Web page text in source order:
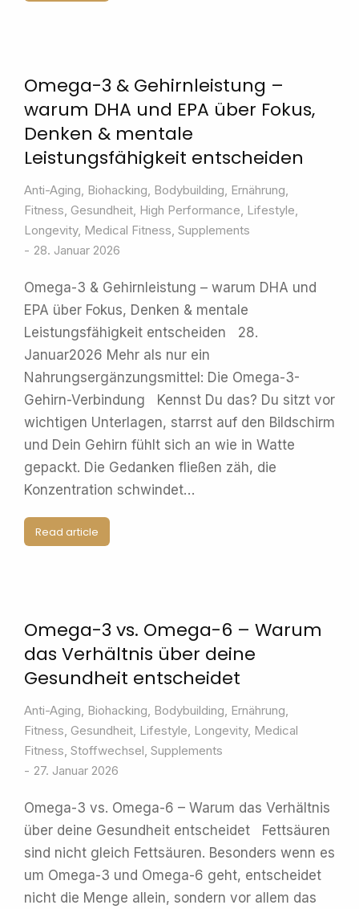
Omega-3 & Gehirnleistung –
warum DHA und EPA über Fokus,
Denken & mentale
Leistungsfähigkeit entscheiden
Anti-Aging, Biohacking, Bodybuilding, Ernährung,
Fitness, Gesundheit, High Performance, Lifestyle,
Longevity, Medical Fitness, Supplements
28. Januar 2026
Omega-3 & Gehirnleistung – warum DHA und
EPA über Fokus, Denken & mentale
Leistungsfähigkeit entscheiden 28.
Januar2026 Mehr als nur ein
Nahrungsergänzungsmittel: Die Omega-3-
Gehirn-Verbindung Kennst Du das? Du sitzt vor
wichtigen Unterlagen, starrst auf den Bildschirm
und Dein Gehirn fühlt sich an wie in Watte
gepackt. Die Gedanken fließen zäh, die
Konzentration schwindet…
Read article
Omega-3 vs. Omega-6 – Warum
das Verhältnis über deine
Gesundheit entscheidet
Anti-Aging, Biohacking, Bodybuilding, Ernährung,
Fitness, Gesundheit, Lifestyle, Longevity, Medical
Fitness, Stoffwechsel, Supplements
27. Januar 2026
Omega-3 vs. Omega-6 – Warum das Verhältnis
über deine Gesundheit entscheidet Fettsäuren
sind nicht gleich Fettsäuren. Besonders wenn es
um Omega-3 und Omega-6 geht, entscheidet
nicht die Menge allein, sondern vor allem das